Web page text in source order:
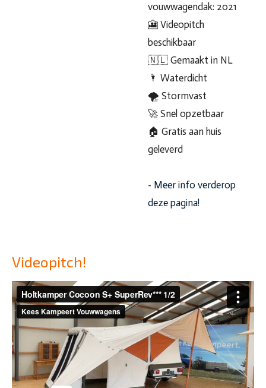
vouwwagendak: 2021
🎦 Videopitch
beschikbaar
🇳🇱 Gemaakt in NL
🌂 Waterdicht
🌪 Stormvast
🚀 Snel opzetbaar
🏠 Gratis aan huis
geleverd
- Meer info verderop
deze pagina!
Videopitch!